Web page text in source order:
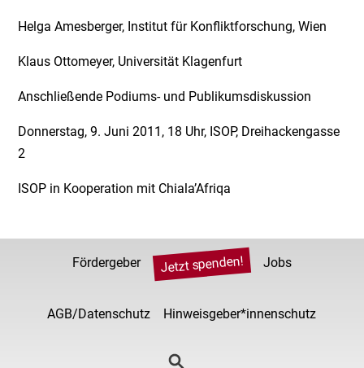
Helga Amesberger, Institut für Konfliktforschung, Wien
Klaus Ottomeyer, Universität Klagenfurt
Anschließende Podiums- und Publikumsdiskussion
Donnerstag, 9. Juni 2011, 18 Uhr, ISOP, Dreihackengasse
2
ISOP in Kooperation mit Chiala’Afriqa
Fördergeber Jetzt spenden! Jobs
AGB/Datenschutz Hinweisgeber*innenschutz